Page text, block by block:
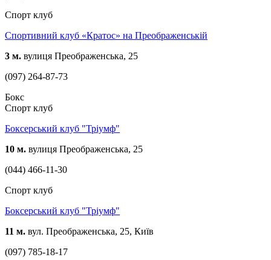
Спорт клуб
Спортивний клуб «Кратос» на Преображенській
3 м. вулиця Преображенська, 25
(097) 264-87-73
Бокс
Спорт клуб
Боксерський клуб "Тріумф"
10 м. вулиця Преображенська, 25
(044) 466-11-30
Спорт клуб
Боксерський клуб "Тріумф"
11 м. вул. Преображенська, 25, Київ
(097) 785-18-17